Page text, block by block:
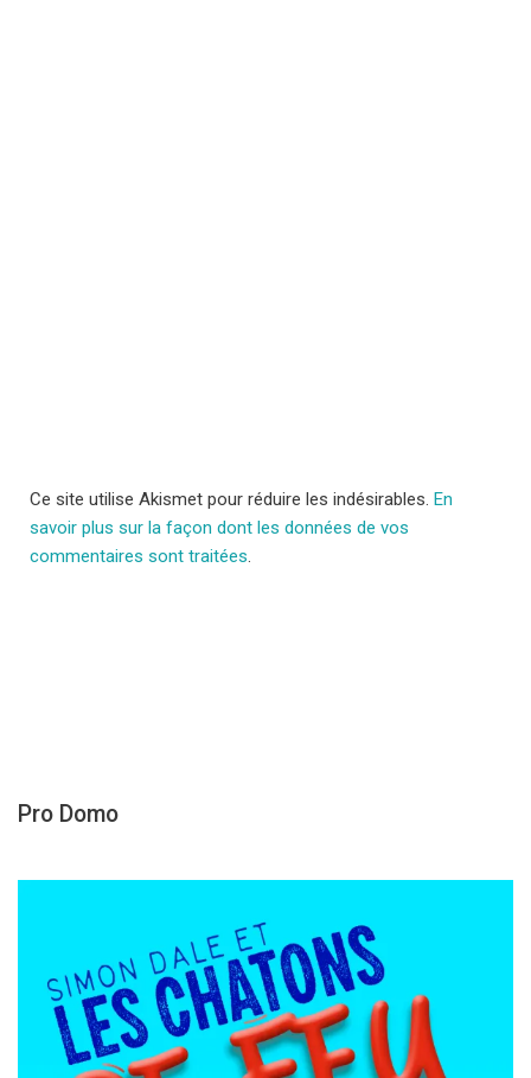
Ce site utilise Akismet pour réduire les indésirables. En
savoir plus sur la façon dont les données de vos
commentaires sont traitées.
Pro Domo